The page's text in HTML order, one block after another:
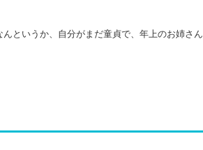
というか、自分がまだ童貞で、年上のお姉さん